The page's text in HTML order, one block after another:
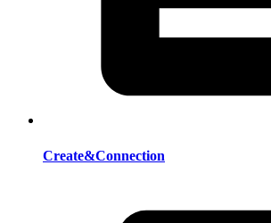
Create&Connection